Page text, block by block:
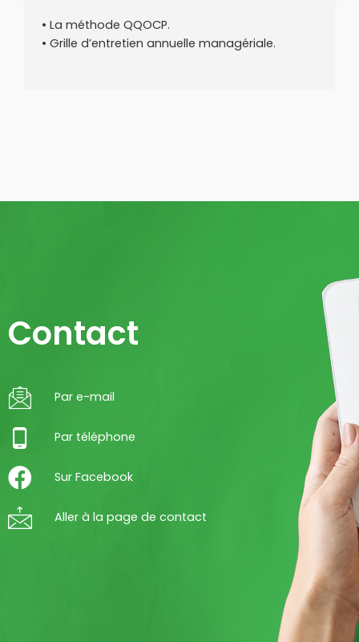
• La méthode QQOCP.
• Grille d’entretien annuelle managériale.
Contact
Par e-mail
Par téléphone
Sur Facebook
Aller à la page de contact